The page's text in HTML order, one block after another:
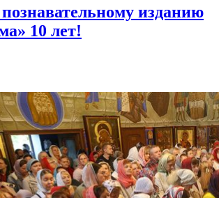
изданию
10 лет!